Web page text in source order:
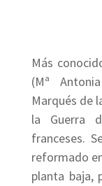
Más
(Mª
Marqués de
la Guerra
franceses.
reformado
planta baja,